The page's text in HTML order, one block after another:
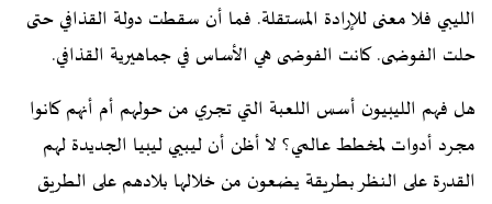
الليبي فلا معنى للإرادة المستقلة. فما أن سقطت دولة القذافي حتى
حلت الفوضى. كانت الفوضى هي الأساس في جماهيرية القذافي.
هل فهم الليبيون أسس اللعبة التي تجري من حولهم أم أنهم كانوا
مجرد أدوات لمخطط عالمي؟ لا أظن أن ليبيي ليبيا الجديدة لهم
القدرة على النظر بطريقة يضعون من خلالها بلادهم على الطريق